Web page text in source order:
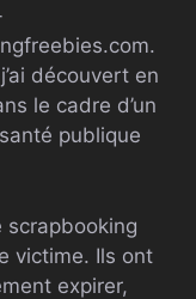
découvert en
le cadre d’un
publique
scrapbooking
victime. Ils ont
expirer,